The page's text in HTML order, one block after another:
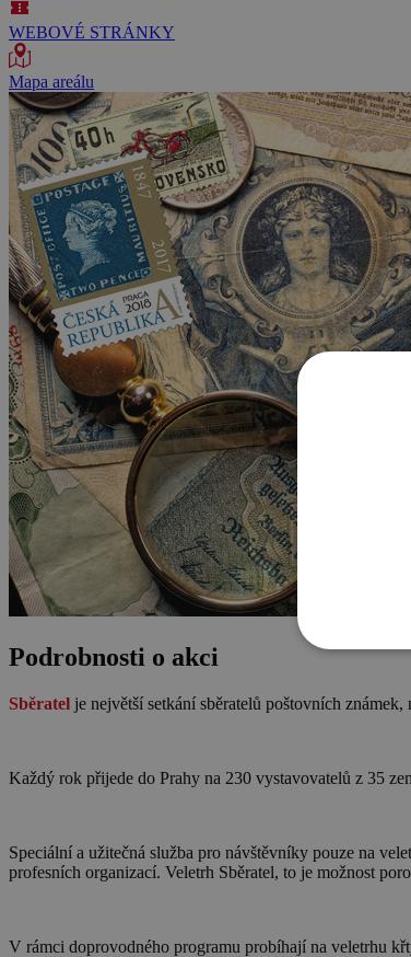
WEBOVÉ STRÁNKY
Mapa areálu
Podrobnosti o akci
Sběratel je největší setkání sběratelů poštovních
Každý rok přijede do Prahy na 230 vystavovatelů z 35
Speciální a užitečná služba pro návštěvníky pouze na
profesních organizací. Veletrh Sběratel, to je možnost
V rámci doprovodného programu probíhají na veletrhu